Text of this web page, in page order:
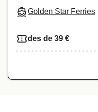
Golden Star Ferries
des de 39 €